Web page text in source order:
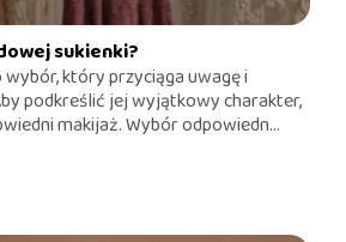
sukienki?
który przyciąga uwagę i
podkreślić jej wyjątkowy charakter,
makijaż. Wybór odpowiedn...